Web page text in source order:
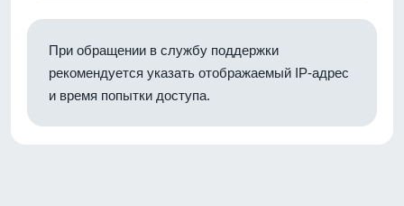
При обращении в службу поддержки
рекомендуется указать отображаемый IP-адрес
и время попытки доступа.